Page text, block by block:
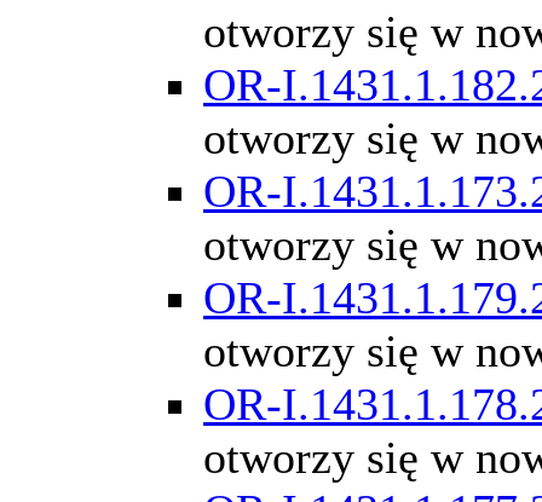
otworzy się w
OR-
otworzy się w
OR-
otworzy się w
OR-
otworzy się w
OR-
otworzy się w